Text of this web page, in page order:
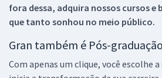
fora dessa, adquira nossos cursos e
que tanto sonhou no meio público.
Gran também é Pós-graduação
Com apenas um clique, você escolhe